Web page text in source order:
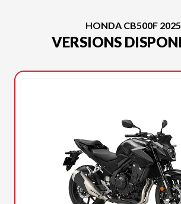
HONDA CB500F 2025
VERSIONS